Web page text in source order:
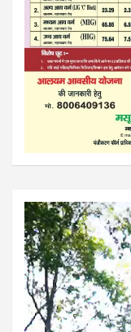
Video
Player